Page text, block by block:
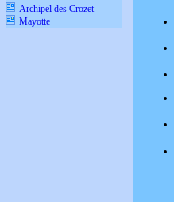
Archipel des Crozet
Mayotte